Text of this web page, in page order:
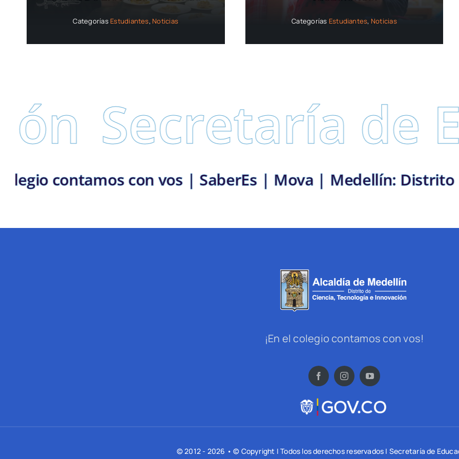
Categorías Estudiantes, Noticias Categorías Estudiantes, Noticias
de
| En el colegio contamos con vos | SaberEs | Mova |
¡En el colegio contamos con vos!
© 2012 - 2026 • © Copyright | Todos los derechos reservados | Secretaría de